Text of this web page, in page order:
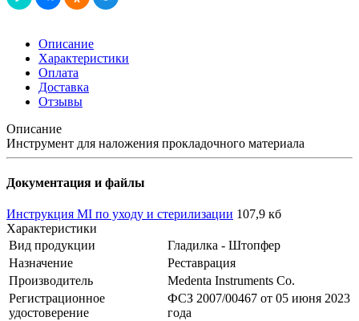
Описание
Характеристики
Оплата
Доставка
Отзывы
Описание
Инструмент для наложения прокладочного материала
Документация и файлы
Инструкция MI по уходу и стерилизации 107,9 кб
Характеристики
Вид продукции
Гладилка - Штопфер
Назначение
Реставрация
Производитель
Medenta Instruments Co.
Регистрационное
удостоверение
ФСЗ 2007/00467 от 05 июня 2023
года